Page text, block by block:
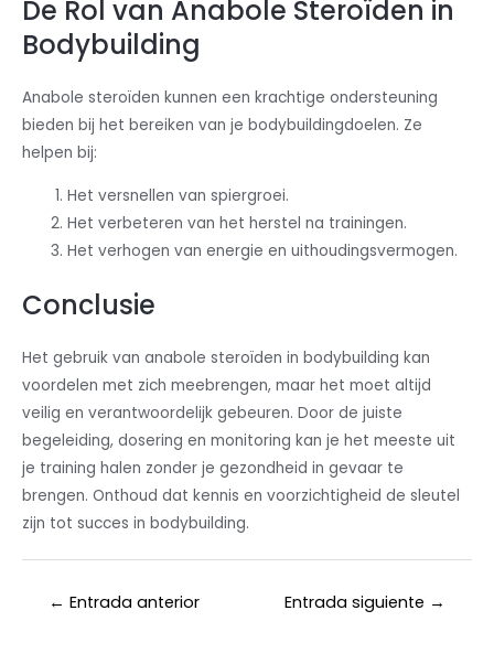
De Rol van Anabole Steroïden in
Bodybuilding
Anabole steroïden kunnen een krachtige ondersteuning
bieden bij het bereiken van je bodybuildingdoelen. Ze
helpen bij:
Het versnellen van spiergroei.
Het verbeteren van het herstel na trainingen.
Het verhogen van energie en uithoudingsvermogen.
Conclusie
Het gebruik van anabole steroïden in bodybuilding kan
voordelen met zich meebrengen, maar het moet altijd
veilig en verantwoordelijk gebeuren. Door de juiste
begeleiding, dosering en monitoring kan je het meeste uit
je training halen zonder je gezondheid in gevaar te
brengen. Onthoud dat kennis en voorzichtigheid de sleutel
zijn tot succes in bodybuilding.
← Entrada anterior Entrada siguiente →